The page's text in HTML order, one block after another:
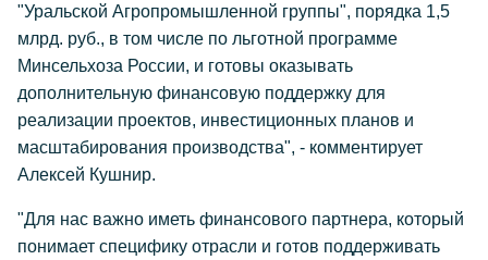
"Уральской Агропромышленной группы", порядка 1,5
млрд. руб., в том числе по льготной программе
Минсельхоза России, и готовы оказывать
дополнительную финансовую поддержку для
реализации проектов, инвестиционных планов и
масштабирования производства", - комментирует
Алексей Кушнир.
"Для нас важно иметь финансового партнера, который
понимает специфику отрасли и готов поддерживать